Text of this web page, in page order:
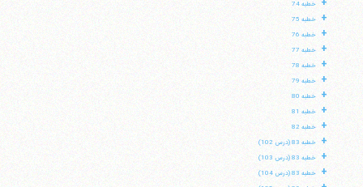
خطبه 74
+ خطبه 75
+ خطبه 76
+ خطبه 77
+ خطبه 78
+ خطبه 79
+ خطبه 80
+ خطبه 81
+ خطبه 82
+ خطبه 83 (درس 102)
+ خطبه 83 (درس 103)
+ خطبه 83 (درس 104)